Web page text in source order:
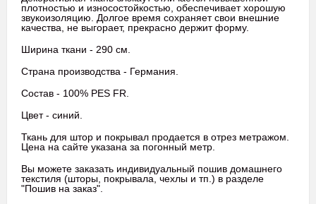
плотностью и износостойкостью, обеспечивает хорошую
звукоизоляцию. Долгое время сохраняет свои внешние
качества, не выгорает, прекрасно держит форму.
Ширина ткани - 290 см.
Страна производства - Германия.
Состав - 100% PES FR.
Цвет - синий.
Ткань для штор и покрывал продается в отрез метражом.
Цена на сайте указана за погонный метр.
Вы можете заказать индивидуальный пошив домашнего
текстиля (шторы, покрывала, чехлы и тп.) в разделе
"Пошив на заказ".